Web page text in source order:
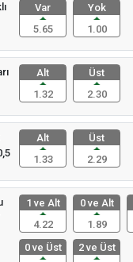
Var
5.65
Yok
1.00
Alt
1.32
Üst
2.30
Alt
1.33
Üst
2.29
1 ve Alt
4.22
0 ve Alt
1.89
0 ve Üst
2 ve Üst